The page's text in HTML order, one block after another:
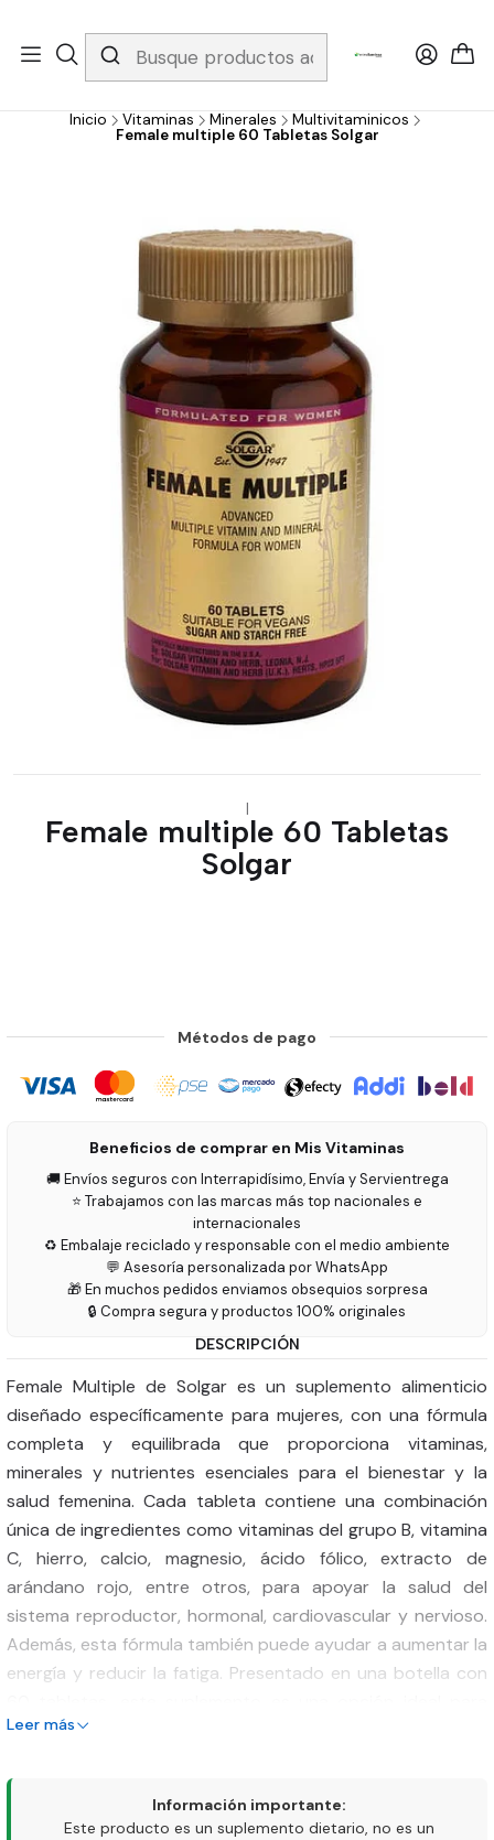
Whatsapp 3229079958/ Fijo 6019251796 / Envios a todo el país y
gratis apartir de 199.000!
Inicio Vitaminas Minerales
Multivitaminicos
Female multiple 60 Tabletas Solgar
|
Female multiple 60 Tabletas
Solgar
Métodos de pago
Beneficios de comprar en Mis Vitaminas
🚚 Envíos seguros con Interrapidísimo, Envía y Servientrega
⭐ Trabajamos con las marcas más top nacionales e
internacionales
♻️ Embalaje reciclado y responsable con el medio ambiente
💬 Asesoría personalizada por WhatsApp
🎁 En muchos pedidos enviamos obsequios sorpresa
🔒 Compra segura y productos 100% originales
DESCRIPCIÓN
Female Multiple de Solgar es un suplemento alimenticio
diseñado específicamente para mujeres, con una fórmula
completa y equilibrada que proporciona vitaminas,
minerales y nutrientes esenciales para el bienestar y la
salud femenina. Cada tableta contiene una combinación
única de ingredientes como vitaminas del grupo B, vitamina
C, hierro, calcio, magnesio, ácido fólico, extracto de
arándano rojo, entre otros, para apoyar la salud del
sistema reproductor, hormonal, cardiovascular y nervioso.
Además, esta fórmula también puede ayudar a aumentar la
energía y reducir la fatiga. Presentado en una botella con
mujeres que buscan un apoyo nutricional completo y
Leer más
Información importante:
Este producto es un suplemento dietario, no es un